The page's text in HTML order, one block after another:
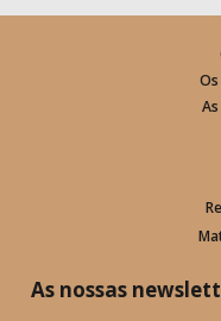
As nossas